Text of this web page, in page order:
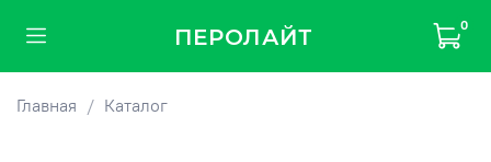
ПЕРОЛАЙТ 0
Главная Каталог